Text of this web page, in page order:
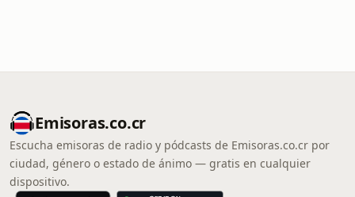
Emisoras.co.cr
Escucha emisoras de radio y pódcasts de Emisoras.co.cr por
ciudad, género o estado de ánimo — gratis en cualquier
dispositivo.